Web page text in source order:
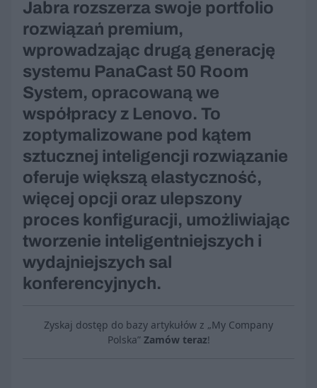
Jabra rozszerza swoje portfolio
rozwiązań premium,
wprowadzając drugą generację
systemu PanaCast 50 Room
System, opracowaną we
współpracy z Lenovo. To
zoptymalizowane pod kątem
sztucznej inteligencji rozwiązanie
oferuje większą elastyczność,
więcej opcji oraz ulepszony
proces konfiguracji, umożliwiając
tworzenie inteligentniejszych i
wydajniejszych sal
konferencyjnych.
Zyskaj dostęp do bazy artykułów z „My Company
Polska” Zamów teraz!